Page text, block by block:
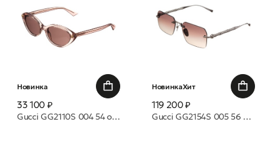
Новинка
33 100 ₽
Gucci GG2110S 004 54 очки с/з
НовинкаХит
119 200 ₽
Gucci GG2154S 005 56 очки с/з